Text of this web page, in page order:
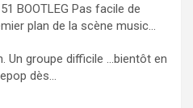
BOOTLEG Pas facile de
plan de la scène music...
Un groupe difficile ...bientôt en
dès...